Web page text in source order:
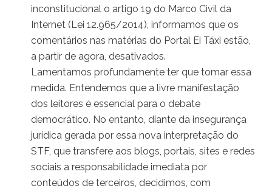
inconstitucional o artigo 19 do Marco Civil da
Internet (Lei 12.965/2014), informamos que os
comentários nas matérias do Portal Ei Táxi estão,
a partir de agora, desativados.
Lamentamos profundamente ter que tomar essa
medida. Entendemos que a livre manifestação
dos leitores é essencial para o debate
democrático. No entanto, diante da insegurança
jurídica gerada por essa nova interpretação do
STF, que transfere aos blogs, portais, sites e redes
sociais a responsabilidade imediata por
conteúdos de terceiros, decidimos, com